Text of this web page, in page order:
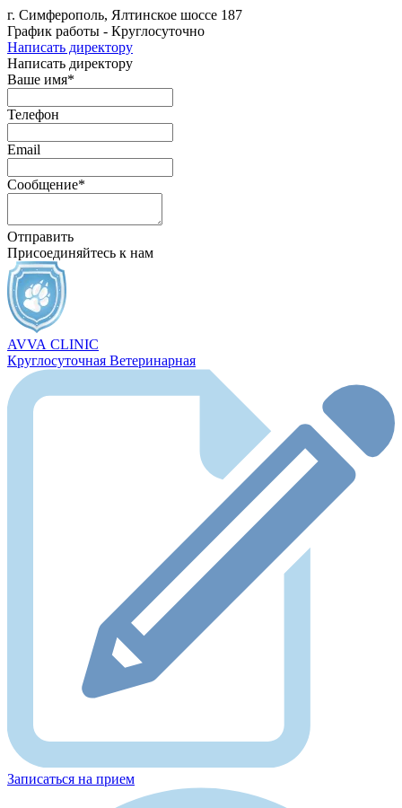
г. Симферополь, Ялтинское шоссе 187
График работы - Круглосуточно
Написать директору
Написать директору
Ваше имя*
Телефон
Email
Сообщение*
Отправить
Присоединяйтесь к нам
AVVA CLINIC
Круглосуточная Ветеринарная
Записаться на прием